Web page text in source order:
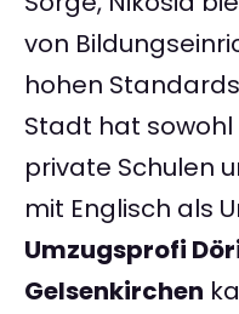
von
hohen
Stadt hat
private Schulen
mit Englisch als
Umzugsprofi
Gelsenkirchen